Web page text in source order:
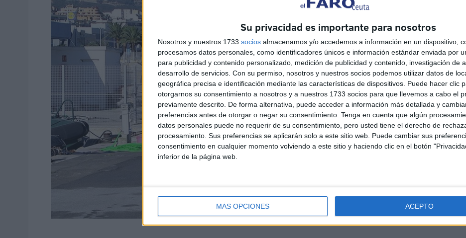
Su privacidad es importante para nosotros
Nosotros y nuestros 1733 socios almacenamos y/o accedemos a información en un dispositivo,
procesamos datos personales, como identificadores únicos e información estándar enviada por
para publicidad y contenido personalizado, medición de publicidad y contenido, investigación de
desarrollo de servicios. Con su permiso, nosotros y nuestros socios podemos utilizar datos de
geográfica precisa e identificación mediante las características de dispositivos. Puede hacer clic
otorgarnos su consentimiento a nosotros y a nuestros 1733 socios para que llevemos a cabo el
previamente descrito. De forma alternativa, puede acceder a información más detallada y
preferencias antes de otorgar o negar su consentimiento. Tenga en cuenta que algún
datos personales puede no requerir de su consentimiento, pero usted tiene el derecho de
procesamiento. Sus preferencias se aplicarán solo a este sitio web. Puede cambiar sus
consentimiento en cualquier momento volviendo a este sitio y haciendo clic en el botón
inferior de la página web.
MÁS OPCIONES ACEPTO